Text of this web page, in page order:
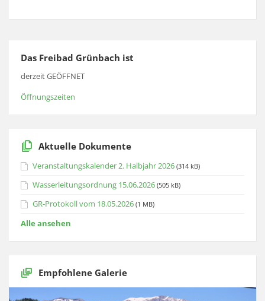
Das Freibad Grünbach ist
derzeit GEÖFFNET
Öffnungszeiten
Aktuelle Dokumente
Veranstaltungskalender 2. Halbjahr 2026 (314 kB)
Wasserleitungsordnung 15.06.2026 (505 kB)
GR-Protokoll vom 18.05.2026 (1 MB)
Alle ansehen
Empfohlene Galerie